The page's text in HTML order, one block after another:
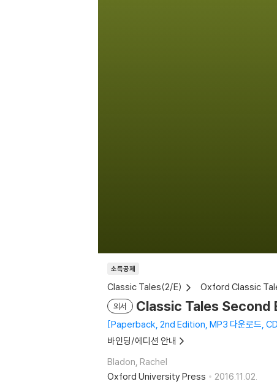
소득공제
Classic Tales(2/E) Oxford Classic
외서 Classic Tales
Paperback, 2nd Edition, MP3 다운로드,
바인딩/에디션 안내
Bladon, Rachel
Oxford University Press
2016.11.02.